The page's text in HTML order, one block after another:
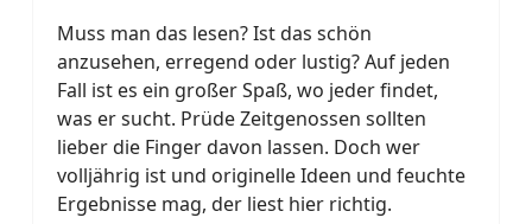
Muss man das lesen? Ist das schön
anzusehen, erregend oder lustig? Auf jeden
Fall ist es ein großer Spaß, wo jeder findet,
was er sucht. Prüde Zeitgenossen sollten
lieber die Finger davon lassen. Doch wer
volljährig ist und originelle Ideen und feuchte
Ergebnisse mag, der liest hier richtig.